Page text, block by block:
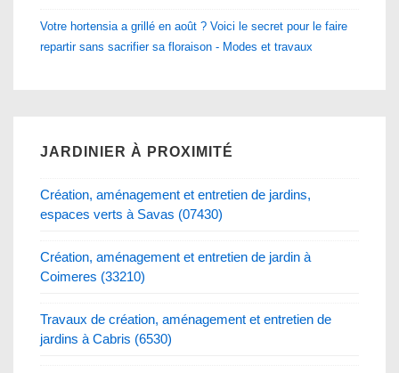
Votre hortensia a grillé en août ? Voici le secret pour le faire
repartir sans sacrifier sa floraison - Modes et travaux
JARDINIER À PROXIMITÉ
Création, aménagement et entretien de jardins,
espaces verts à Savas (07430)
Création, aménagement et entretien de jardin à
Coimeres (33210)
Travaux de création, aménagement et entretien de
jardins à Cabris (6530)